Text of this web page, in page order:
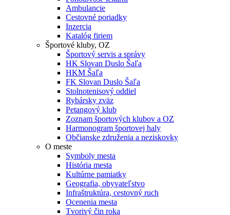
Ambulancie
Cestovné poriadky
Inzercia
Katalóg firiem
Športové kluby, OZ
Športový servis a správy
HK Slovan Duslo Šaľa
HKM Šaľa
FK Slovan Duslo Šaľa
Stolnotenisový oddiel
Rybársky zväz
Petangový klub
Zoznam športových klubov a OZ
Harmonogram športovej haly
Občianske združenia a neziskovky
O meste
Symboly mesta
História mesta
Kultúrne pamiatky
Geografia, obyvateľstvo
Infraštruktúra, cestovný ruch
Ocenenia mesta
Tvorivý čin roka